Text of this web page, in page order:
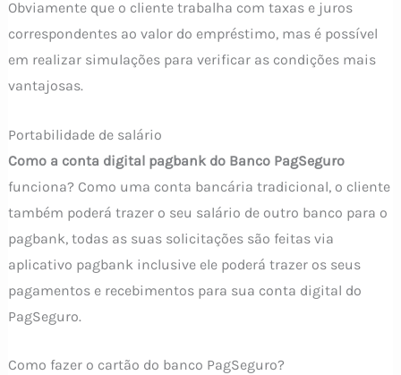
Obviamente que o cliente trabalha com taxas e juros
correspondentes ao valor do empréstimo, mas é possível
em realizar simulações para verificar as condições mais
vantajosas.
Portabilidade de salário
Como a conta digital pagbank do Banco PagSeguro
funciona? Como uma conta bancária tradicional, o cliente
também poderá trazer o seu salário de outro banco para o
pagbank, todas as suas solicitações são feitas via
aplicativo pagbank inclusive ele poderá trazer os seus
pagamentos e recebimentos para sua conta digital do
PagSeguro.
Como fazer o cartão do banco PagSeguro?